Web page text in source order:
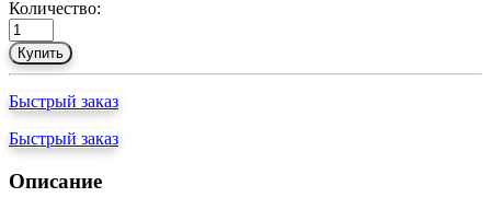
Количество:
Купить
Быстрый заказ
Быстрый заказ
Описание